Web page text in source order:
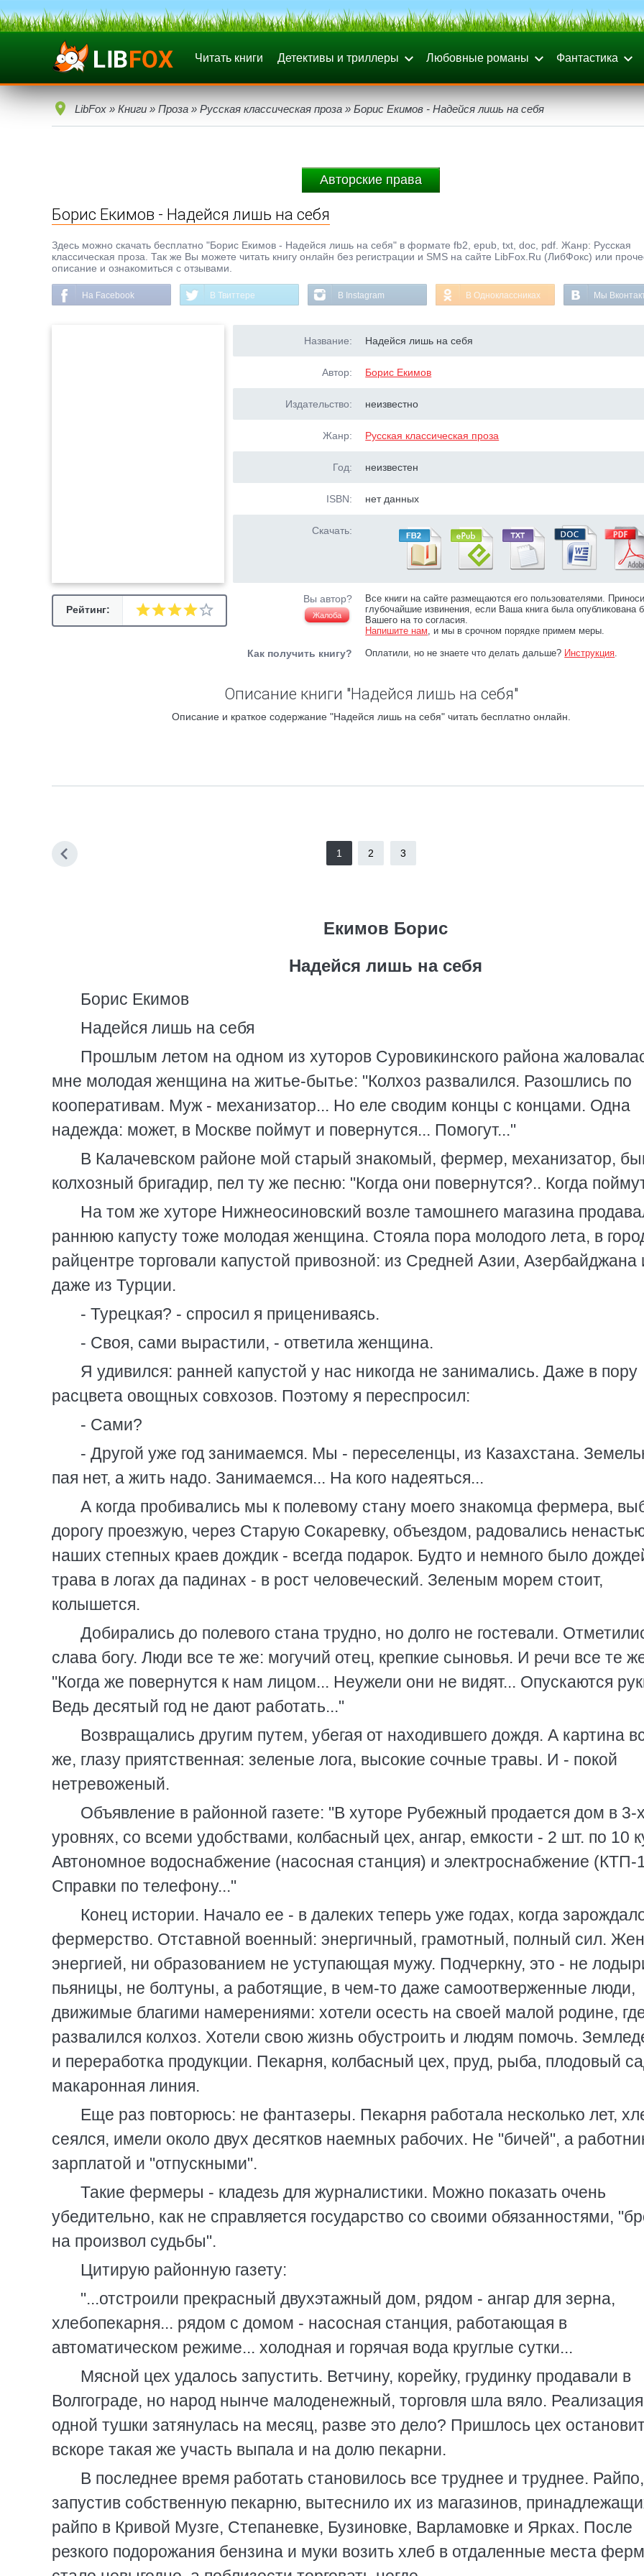
Читать книги Детективы и триллеры Любовные романы Фантастика
LibFox » Книги » Проза » Русская классическая проза » Борис Екимов - Надейся лишь на себя
Авторские права
Борис Екимов - Надейся лишь на себя
Здесь можно скачать бесплатно "Борис Екимов - Надейся лишь на себя" в формате fb2, epub, txt, doc, pdf. Жанр: Русская
классическая проза. Так же Вы можете читать книгу онлайн без регистрации и SMS на сайте LibFox.Ru (ЛибФокс) или
описание и ознакомиться с отзывами.
На Facebook В Твиттере В Instagram В Одноклассниках Мы
Рейтинг:
Название: Надейся лишь на себя
Автор: Борис Екимов
Издательство: неизвестно
Жанр: Русская классическая проза
Год: неизвестен
ISBN: нет данных
Скачать:
Вы автор?
Жалоба
Все книги на сайте размещаются его пользователями.
глубочайшие извинения, если Ваша книга была опубликована
Вашего на то согласия.
Напишите нам, и мы в срочном порядке примем меры.
Как получить книгу? Оплатили, но не знаете что делать дальше? Инструкция.
Описание книги "Надейся лишь на себя"
Описание и краткое содержание "Надейся лишь на себя" читать бесплатно онлайн.
1 2 3
Екимов Борис
Надейся лишь на себя
Борис Екимов
Надейся лишь на себя
Прошлым летом на одном из хуторов Суровикинского района
мне молодая женщина на житье-бытье: "Колхоз развалился. Разошлись по
кооперативам. Муж - механизатор... Но еле сводим концы с концами. Одна
надежда: может, в Москве поймут и повернутся... Помогут..."
В Калачевском районе мой старый знакомый, фермер, механизатор,
колхозный бригадир, пел ту же песню: "Когда они повернутся?.. Когда
На том же хуторе Нижнеосиновский возле тамошнего магазина
раннюю капусту тоже молодая женщина. Стояла пора молодого лета, в
райцентре торговали капустой привозной: из Средней Азии, Азербайджана
даже из Турции.
- Турецкая? - спросил я прицениваясь.
- Своя, сами вырастили, - ответила женщина.
Я удивился: ранней капустой у нас никогда не занимались. Даже в пору
расцвета овощных совхозов. Поэтому я переспросил:
- Сами?
- Другой уже год занимаемся. Мы - переселенцы, из Казахстана.
пая нет, а жить надо. Занимаемся... На кого надеяться...
А когда пробивались мы к полевому стану моего знакомца фермера,
дорогу проезжую, через Старую Сокаревку, объездом, радовались
наших степных краев дождик - всегда подарок. Будто и немного было
трава в логах да падинах - в рост человеческий. Зеленым морем стоит,
колышется.
Добирались до полевого стана трудно, но долго не гостевали.
слава богу. Люди все те же: могучий отец, крепкие сыновья. И речи все те
"Когда же повернутся к нам лицом... Неужели они не видят... Опускаются
Ведь десятый год не дают работать..."
Возвращались другим путем, убегая от находившего дождя. А картина
же, глазу приятственная: зеленые лога, высокие сочные травы. И - покой
нетревоженый.
Объявление в районной газете: "В хуторе Рубежный продается дом в 3-х
уровнях, со всеми удобствами, колбасный цех, ангар, емкости - 2 шт. по 10
Автономное водоснабжение (насосная станция) и электроснабжение (КТП-
Справки по телефону..."
Конец истории. Начало ее - в далеких теперь уже годах, когда
фермерство. Отставной военный: энергичный, грамотный, полный сил.
энергией, ни образованием не уступающая мужу. Подчеркну, это - не
пьяницы, не болтуны, а работящие, в чем-то даже самоотверженные люди,
движимые благими намерениями: хотели осесть на своей малой родине,
развалился колхоз. Хотели свою жизнь обустроить и людям помочь.
и переработка продукции. Пекарня, колбасный цех, пруд, рыба, плодовый
макаронная линия.
Еще раз повторюсь: не фантазеры. Пекарня работала несколько лет,
сеялся, имели около двух десятков наемных рабочих. Не "бичей", а
зарплатой и "отпускными".
Такие фермеры - кладезь для журналистики. Можно показать очень
убедительно, как не справляется государство со своими обязанностями,
на произвол судьбы".
Цитирую районную газету:
"...отстроили прекрасный двухэтажный дом, рядом - ангар для зерна,
хлебопекарня... рядом с домом - насосная станция, работающая в
автоматическом режиме... холодная и горячая вода круглые сутки...
Мясной цех удалось запустить. Ветчину, корейку, грудинку продавали в
Волгограде, но народ нынче малоденежный, торговля шла вяло. Реализация
одной тушки затянулась на месяц, разве это дело? Пришлось цех
вскоре такая же участь выпала и на долю пекарни.
В последнее время работать становилось все труднее и труднее. Райпо,
запустив собственную пекарню, вытеснило их из магазинов,
райпо в Кривой Музге, Степаневке, Бузиновке, Варламовке и Ярках. После
резкого подорожания бензина и муки возить хлеб в отдаленные места